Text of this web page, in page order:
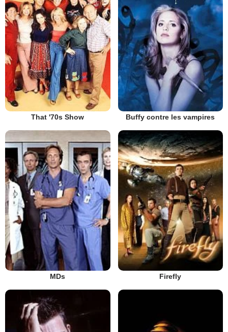
That '70s Show Buffy contre les vampires
MDs Firefly